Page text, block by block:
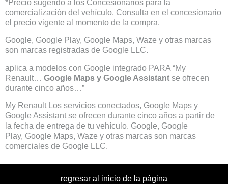
*Precio sugerido a los Concesionarios para la
comercialización del vehículo. Consulta en el concesionario
el precio vigente al momento de la compra.
Google, Google Play, Google Maps, Waze y otras marcas
son marcas registradas de Google LLC.
aplica a modelos con Google integrado PARA “My
Renault… Google Maps y Google Assistant se ofrecen
durante cinco años…”
My Renault Los servicios conectados, Google Maps y
Google Assistant se ofrecen durante cinco años a partir de
la fecha de entrega de tu vehículo. Google, Google
Play, Google Maps, Waze y otras marcas son marcas
comerciales de Google LLC.
regresar al inicio de la página